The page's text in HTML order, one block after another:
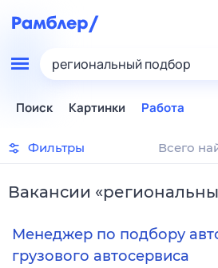
региональный подбор
Поиск Картинки Работа
Фильтры Всего
Вакансии «
Менеджер по подбору
грузового автосервиса